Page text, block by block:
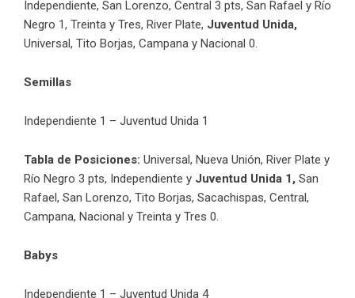
Independiente, San Lorenzo, Central 3 pts, San Rafael y Río
Negro 1, Treinta y Tres, River Plate, Juventud Unida,
Universal, Tito Borjas, Campana y Nacional 0.
Semillas
Independiente 1 – Juventud Unida 1
Tabla de Posiciones: Universal, Nueva Unión, River Plate y
Río Negro 3 pts, Independiente y Juventud Unida 1, San
Rafael, San Lorenzo, Tito Borjas, Sacachispas, Central,
Campana, Nacional y Treinta y Tres 0.
Babys
Independiente 1 – Juventud Unida 4